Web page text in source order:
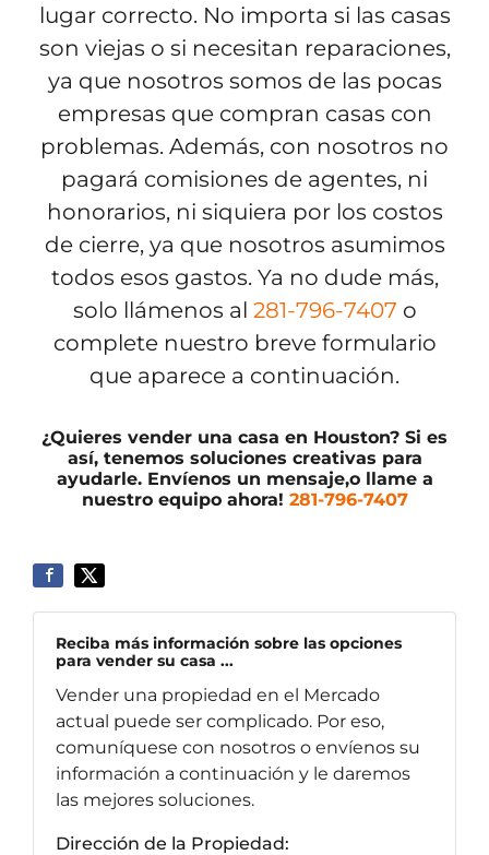
lugar correcto. No importa si las casas
son viejas o si necesitan reparaciones,
ya que nosotros somos de las pocas
empresas que compran casas con
problemas. Además, con nosotros no
pagará comisiones de agentes, ni
honorarios, ni siquiera por los costos
de cierre, ya que nosotros asumimos
todos esos gastos. Ya no dude más,
solo llámenos al 281-796-7407 o
complete nuestro breve formulario
que aparece a continuación.
¿Quieres vender una casa en Houston? Si es
así, tenemos soluciones creativas para
ayudarle. Envíenos un mensaje,o llame a
nuestro equipo ahora! 281-796-7407
Reciba más información sobre las opciones
para vender su casa ...
Vender una propiedad en el Mercado
actual puede ser complicado. Por eso,
comuníquese con nosotros o envíenos su
información a continuación y le daremos
las mejores soluciones.
Dirección de la Propiedad: